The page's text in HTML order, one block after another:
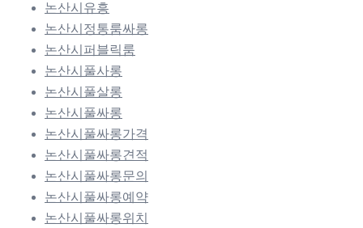
논산시유흥
논산시정통룸싸롱
논산시퍼블릭룸
논산시풀사롱
논산시풀살롱
논산시풀싸롱
논산시풀싸롱가격
논산시풀싸롱견적
논산시풀싸롱문의
논산시풀싸롱예약
논산시풀싸롱위치